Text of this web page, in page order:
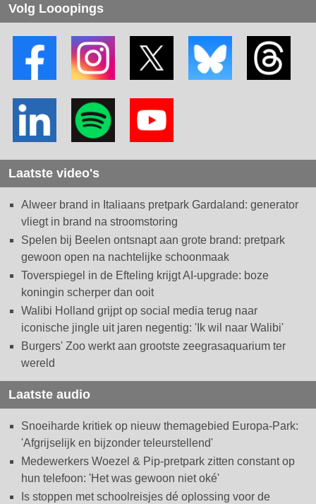
Volg Looopings
Laatste video's
Alweer brand in Italiaans pretpark Gardaland: generator
vliegt in brand na stroomstoring
Spelen bij Beelen ontsnapt aan grote brand: pretpark
gewoon open na nachtelijke schoonmaak
Toverspiegel in de Efteling krijgt AI-upgrade: boze
koningin scherper dan ooit
Walibi Holland grijpt op social media terug naar
iconische jingle uit jaren negentig: 'Ik wil naar Walibi'
Burgers' Zoo werkt aan grootste zeegrasaquarium ter
wereld
Laatste audio
Snoeiharde kritiek op nieuw themagebied Europa-Park:
'Afgrijselijk en bijzonder teleurstellend'
Medewerkers Woezel & Pip-pretpark zitten constant op
hun telefoon: 'Het was gewoon niet oké'
Is stoppen met schoolreisjes dé oplossing voor de